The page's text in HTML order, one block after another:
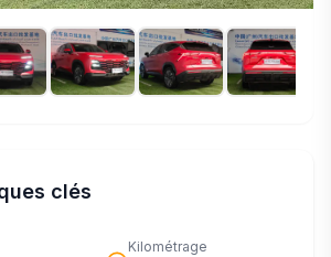
clés
Kilométrage